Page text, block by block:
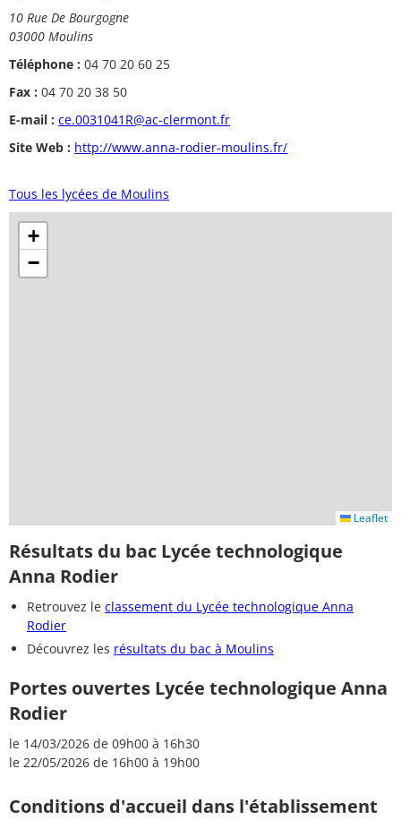
10 Rue De Bourgogne
03000 Moulins
Téléphone : 04 70 20 60 25
Fax : 04 70 20 38 50
E-mail : ce.0031041R@ac-clermont.fr
Site Web : http://www.anna-rodier-moulins.fr/
Tous les lycées de Moulins
+
−
Leaflet
Résultats du bac Lycée technologique
Anna Rodier
Retrouvez le classement du Lycée technologique Anna
Rodier
Découvrez les résultats du bac à Moulins
Portes ouvertes Lycée technologique Anna
Rodier
le 14/03/2026 de 09h00 à 16h30
le 22/05/2026 de 16h00 à 19h00
Conditions d'accueil dans l'établissement